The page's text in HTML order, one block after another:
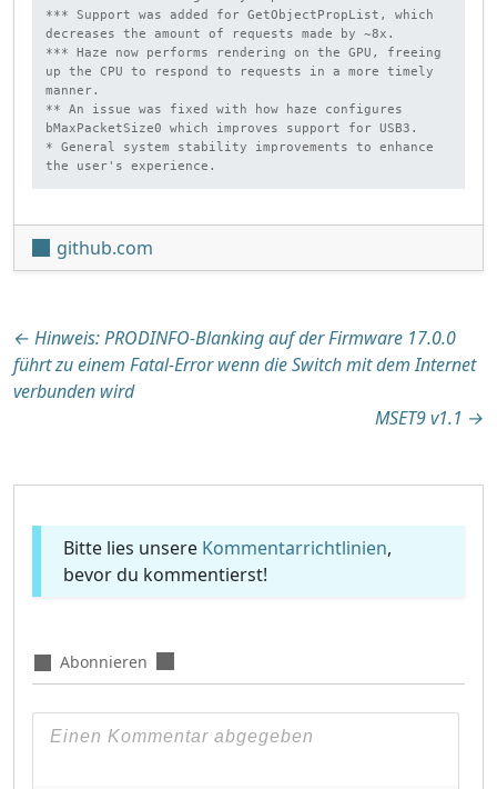
*** Support was added for GetObjectPropList, which
decreases the amount of requests made by ~8x.
*** Haze now performs rendering on the GPU, freeing
up the CPU to respond to requests in a more timely
manner.
** An issue was fixed with how haze configures
bMaxPacketSize0 which improves support for USB3.
* General system stability improvements to enhance
the user's experience.
github.com
Beitragsnavigation
← Hinweis: PRODINFO-Blanking auf der Firmware 17.0.0
führt zu einem Fatal-Error wenn die Switch mit dem Internet
verbunden wird
MSET9 v1.1 →
Bitte lies unsere Kommentarrichtlinien,
bevor du kommentierst!
Abonnieren